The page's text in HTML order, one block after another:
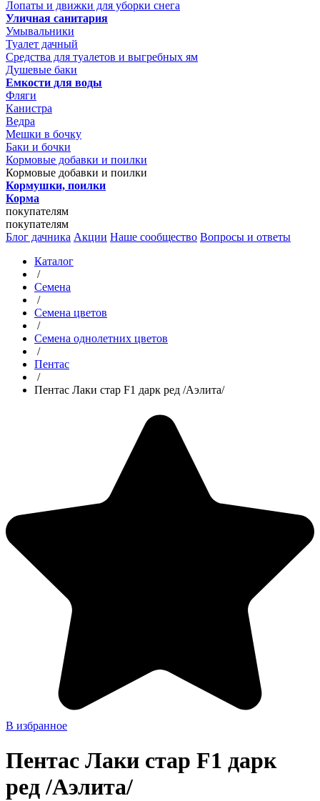
Лопаты и движки для уборки снега
Уличная санитария
Умывальники
Туалет дачный
Средства для туалетов и выгребных ям
Душевые баки
Емкости для воды
Фляги
Канистра
Ведра
Мешки в бочку
Баки и бочки
Кормовые добавки и поилки
Кормовые добавки и поилки
Кормушки, поилки
Корма
покупателям
покупателям
Блог дачника Акции Наше сообщество Вопросы и ответы
Каталог
/
Семена
/
Семена цветов
/
Семена однолетних цветов
/
Пентас
/
Пентас Лаки стар F1 дарк ред /Аэлита/
В избранное
Пентас Лаки стар F1 дарк
ред /Аэлита/